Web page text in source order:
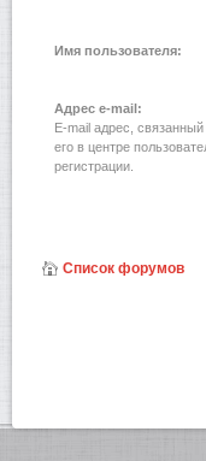
Имя пользователя:
Адрес e-mail:
E-mail адрес,
его в центре
регистрации.
Список форумов